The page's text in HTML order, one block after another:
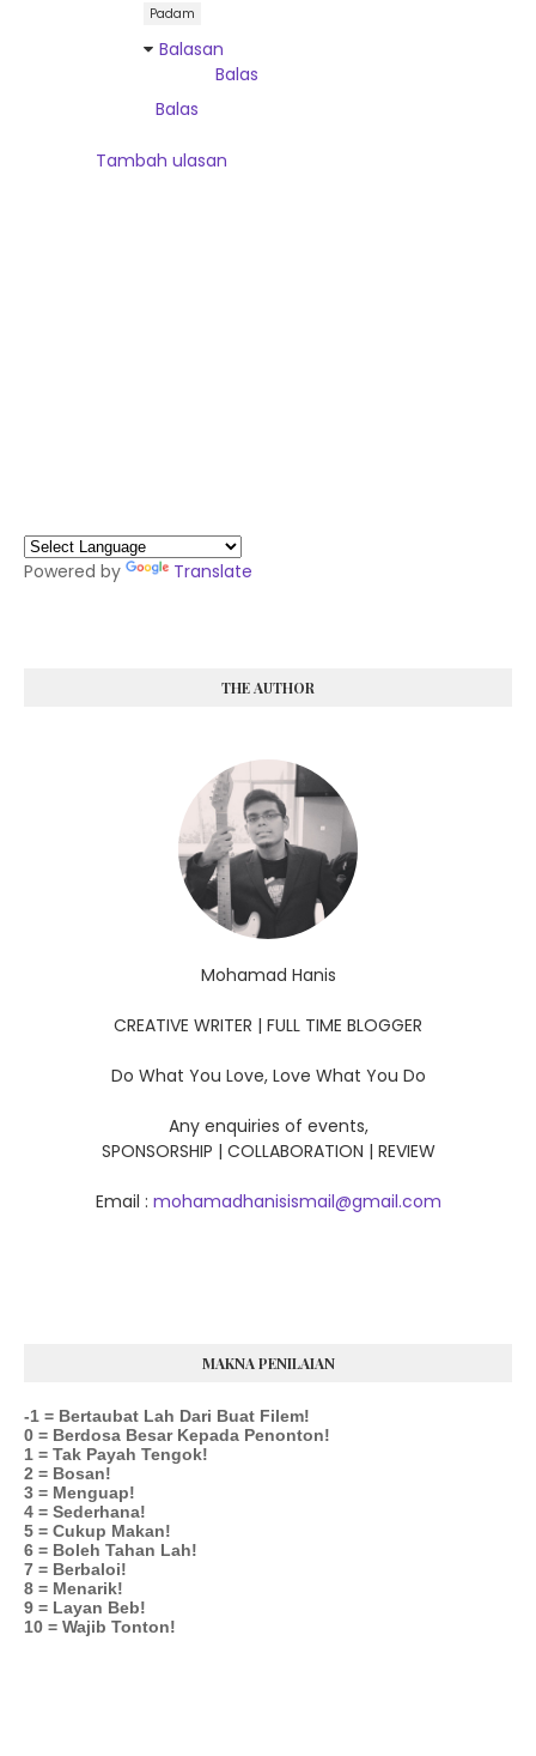
Padam
Balasan
Balas
Balas
Tambah ulasan
Powered by Translate
THE AUTHOR
Mohamad Hanis
CREATIVE WRITER | FULL TIME BLOGGER
Do What You Love, Love What You Do
Any enquiries of events,
SPONSORSHIP | COLLABORATION | REVIEW
Email : mohamadhanisismail@gmail.com
MAKNA PENILAIAN
-1 = Bertaubat Lah Dari Buat Filem!
0 = Berdosa Besar Kepada Penonton!
1 = Tak Payah Tengok!
2 = Bosan!
3 = Menguap!
4 = Sederhana!
5 = Cukup Makan!
6 = Boleh Tahan Lah!
7 = Berbaloi!
8 = Menarik!
9 = Layan Beb!
10 = Wajib Tonton!